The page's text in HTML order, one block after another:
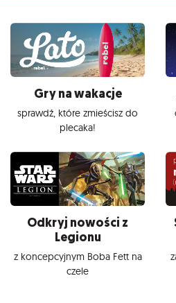
Gry na wakacje
sprawdź, które zmieścisz do
plecaka!
Odkryj nowości z
Legionu
z koncepcyjnym Boba Fett na
czele